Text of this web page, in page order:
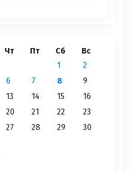
Чт Пт Сб Вс
1
2
6 7 8
9
13 14 15
16
20 21 22
23
27 28 29
30